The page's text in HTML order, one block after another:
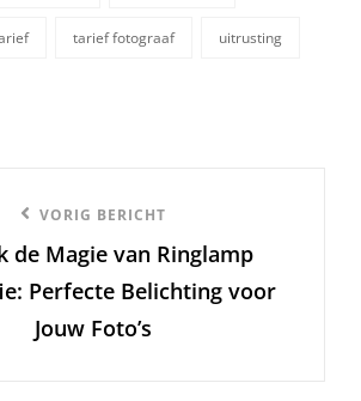
tarief fotograaf uitrusting
VORIG BERICHT
de Magie van Ringlamp
Perfecte Belichting voor
Jouw Foto’s